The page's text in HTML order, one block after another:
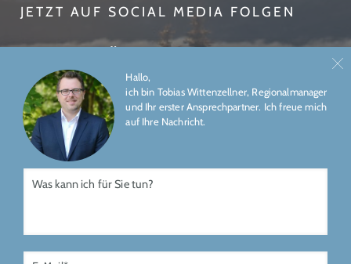
Hallo,
ich bin Tobias Wittenzellner, Regionalmanager
und Ihr erster Ansprechpartner. Ich freue mich
auf Ihre Nachricht.
JETZT AUF SOCIAL MEDIA FOLGEN